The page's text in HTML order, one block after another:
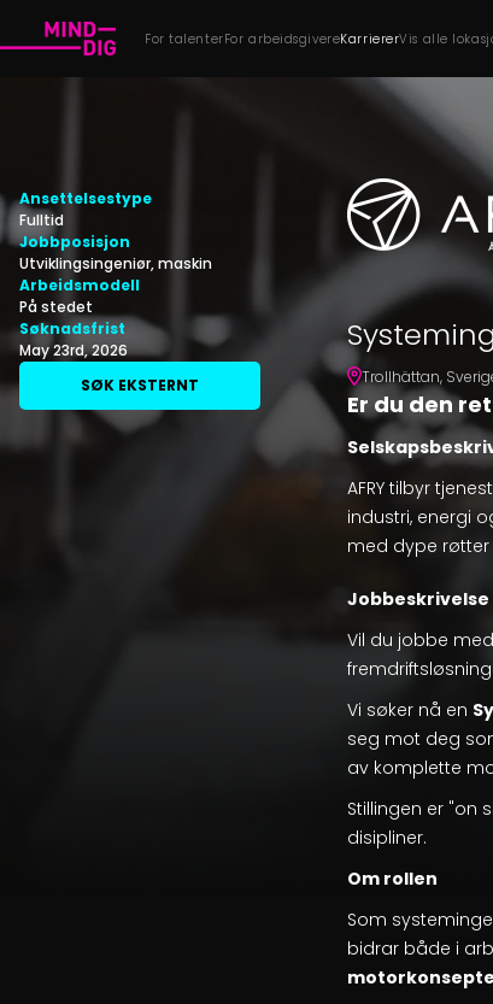
For talenterFor arbeidsgivereKarriererVis alle
Ansettelsestype
Fulltid
Jobbposisjon
Utviklingsingeniør, maskin
Arbeidsmodell
På stedet
Søknadsfrist
May 23rd, 2026
SØK EKSTERNT
Trollhättan,
Er du den
AFRY tilbyr
industri, energi
med dype
Jobbeskrivelse
Vil du jobbe
Vi søker nå en
seg mot deg
av komplette
Stillingen er "on
disipliner.
Om rollen
Som
bidrar både i